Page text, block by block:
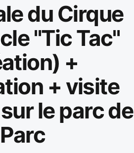
du Cirque
"Tic Tac"
+
+ visite
le parc de